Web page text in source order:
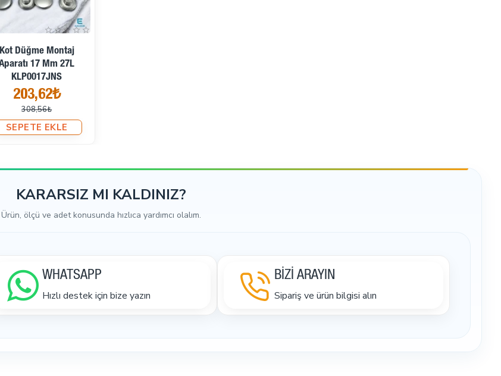
İndirimde
Kot Düğme Montaj
17 Mm 27L
KLP0017JNS
203,62₺
308,56₺
SEPETE EKLE
KARARSIZ MI KALDINIZ?
Ürün, ölçü ve adet konusunda hızlıca yardımcı olalım.
WHATSAPP
Hızlı destek için bize yazın
BİZİ ARAYIN
Sipariş ve ürün bilgisi alın